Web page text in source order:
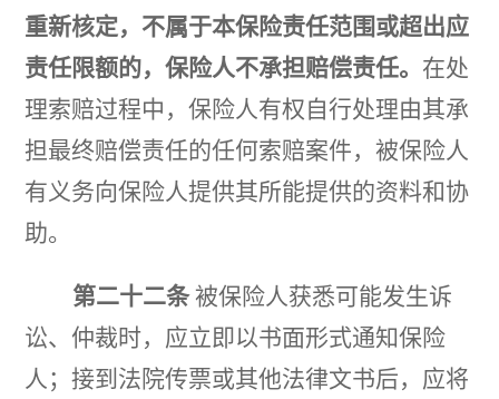
重新核定，不属于本保险责任范围或超出应
责任限额的，保险人不承担赔偿责任。 在处
理索赔过程中，保险人有权自行处理由其承
担最终赔偿责任的任何索赔案件，被保险人
有义务向保险人提供其所能提供的资料和协
助。
第二十二条 被保险人获悉可能发生诉
讼、仲裁时，应立即以书面形式通知保险
人；接到法院传票或其他法律文书后，应将